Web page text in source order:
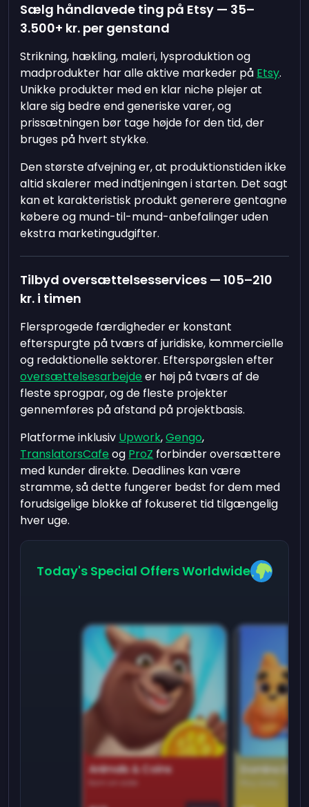
Sælg håndlavede ting på Etsy — 35–
3.500+ kr. per genstand
Strikning, hækling, maleri, lysproduktion og
madprodukter har alle aktive markeder på Etsy.
Unikke produkter med en klar niche plejer at
klare sig bedre end generiske varer, og
prissætningen bør tage højde for den tid, der
bruges på hvert stykke.
Den største afvejning er, at produktionstiden ikke
altid skalerer med indtjeningen i starten. Det sagt
kan et karakteristisk produkt generere gentagne
købere og mund-til-mund-anbefalinger uden
ekstra marketingudgifter.
Tilbyd oversættelsesservices — 105–210
kr. i timen
Flersprogede færdigheder er konstant
efterspurgte på tværs af juridiske, kommercielle
og redaktionelle sektorer. Efterspørgslen efter
oversættelsesarbejde er høj på tværs af de
fleste sprogpar, og de fleste projekter
gennemføres på afstand på projektbasis.
Platforme inklusiv Upwork,Gengo,
TranslatorsCafe og ProZ forbinder oversættere
med kunder direkte. Deadlines kan være
stramme, så dette fungerer bedst for dem med
forudsigelige blokke af fokuseret tid tilgængelig
hver uge.
Today's Special Offers Worldwide
Animals & Coins
Earn on side
Domino